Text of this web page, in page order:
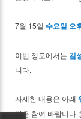
7월 15일 수요일 오
이번 정모에서는 김
니다.
자세한 내용은 아래
많은 참여 바랍니다 :)